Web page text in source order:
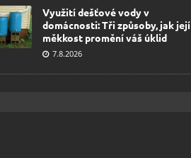
Využití dešťové vody v
domácnosti: Tři způsoby, jak její
měkkost promění váš úklid
7.8.2026